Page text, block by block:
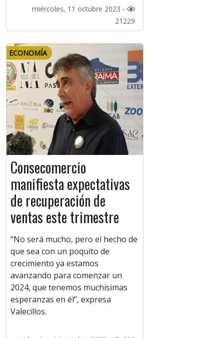
miércoles, 11 octubre 2023 -
21229
ECONOMÍA
Consecomercio
manifiesta expectativas
de recuperación de
ventas este trimestre
“No será mucho, pero el hecho de
que sea con un poquito de
crecimiento ya estamos
avanzando para comenzar un
2024, que tenemos muchísimas
esperanzas en él”, expresa
Valecillos.